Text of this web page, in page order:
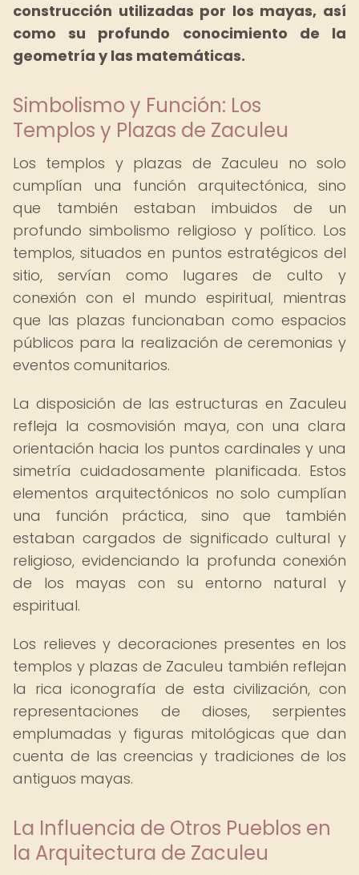
construcción utilizadas por los mayas, así
como su profundo conocimiento de la
geometría y las matemáticas.
Simbolismo y Función: Los
Templos y Plazas de Zaculeu
Los templos y plazas de Zaculeu no solo
cumplían una función arquitectónica, sino
que también estaban imbuidos de un
profundo simbolismo religioso y político. Los
templos, situados en puntos estratégicos del
sitio, servían como lugares de culto y
conexión con el mundo espiritual, mientras
que las plazas funcionaban como espacios
públicos para la realización de ceremonias y
eventos comunitarios.
La disposición de las estructuras en Zaculeu
refleja la cosmovisión maya, con una clara
orientación hacia los puntos cardinales y una
simetría cuidadosamente planificada. Estos
elementos arquitectónicos no solo cumplían
una función práctica, sino que también
estaban cargados de significado cultural y
religioso, evidenciando la profunda conexión
de los mayas con su entorno natural y
espiritual.
Los relieves y decoraciones presentes en los
templos y plazas de Zaculeu también reflejan
la rica iconografía de esta civilización, con
representaciones de dioses, serpientes
emplumadas y figuras mitológicas que dan
cuenta de las creencias y tradiciones de los
antiguos mayas.
La Influencia de Otros Pueblos en
la Arquitectura de Zaculeu